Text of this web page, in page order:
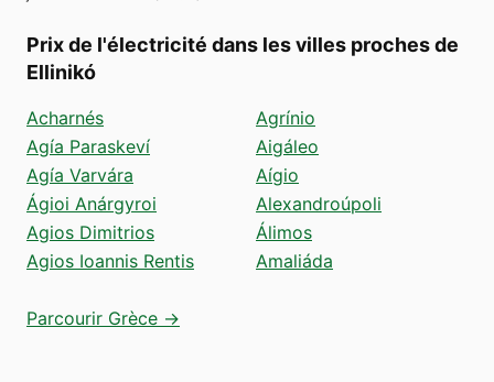
Prix de l'électricité dans les villes proches de
Ellinikó
Acharnés
Agía Paraskeví
Agía Varvára
Ágioi Anárgyroi
Agios Dimitrios
Agios Ioannis Rentis
Agrínio
Aigáleo
Aígio
Alexandroúpoli
Álimos
Amaliáda
Parcourir Grèce →